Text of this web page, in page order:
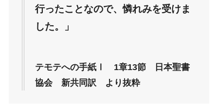
行ったことなので、憐れみを受けま
した。」
テモテへの手紙Ⅰ 1章13節 日本聖書
協会 新共同訳 より抜粋